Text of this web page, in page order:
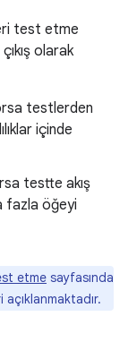
test etme
olarak
testlerden
içinde
testte akış
fazla öğeyi
etme sayfasında